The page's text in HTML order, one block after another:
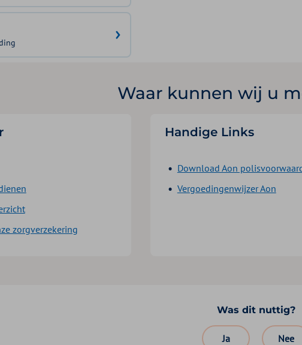
Waar kunnen wij u
zorgverzekering
Handige Links
Download Aon
Vergoedingenwijzer Aon
Was dit nuttig?
Ja Nee